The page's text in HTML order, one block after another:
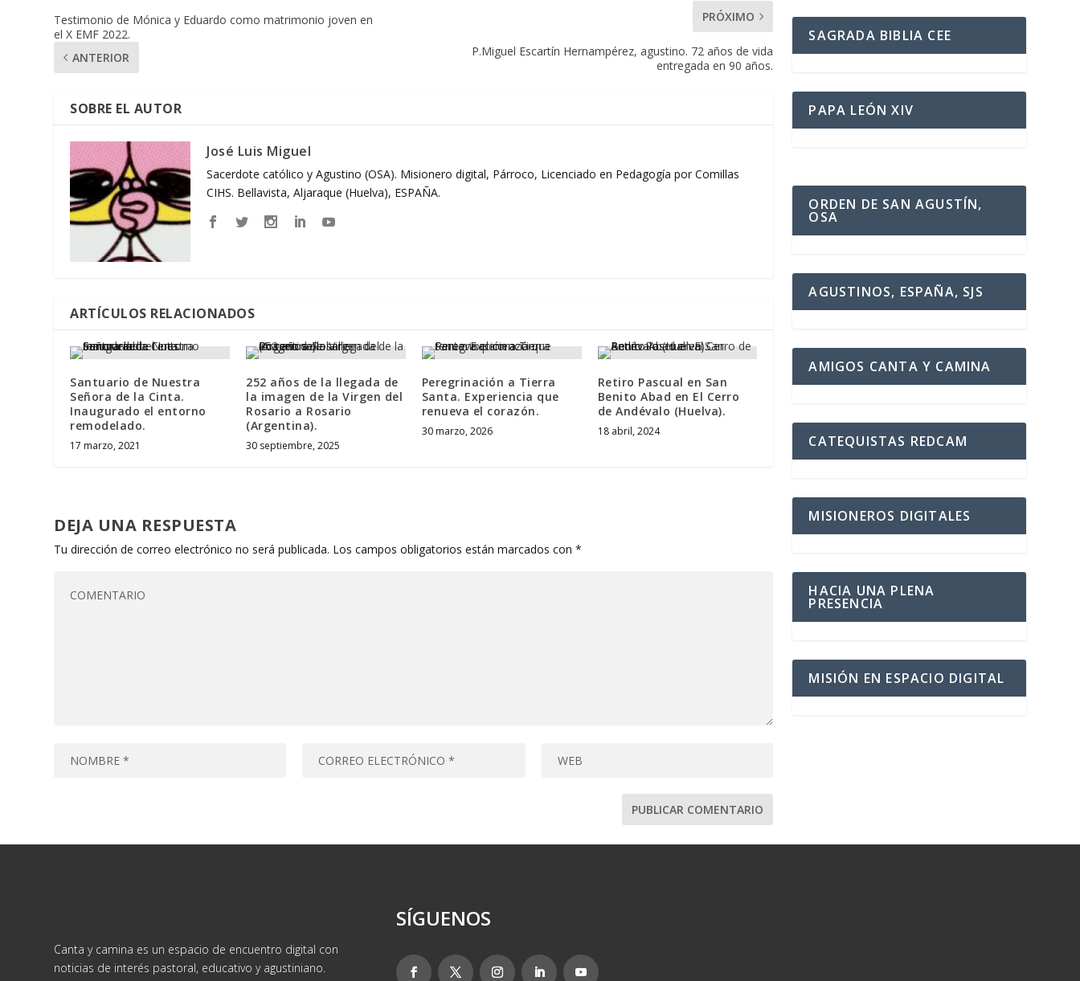
Testimonio de Mónica y Eduardo como matrimonio joven en
el X EMF 2022.
ANTERIOR
PRÓXIMO
P.Miguel Escartín Hernampérez, agustino. 72 años de vida
entregada en 90 años.
SOBRE EL AUTOR
José Luis Miguel
Sacerdote católico y Agustino (OSA). Misionero digital, Párroco, Licenciado en Pedagogía por Comillas
CIHS. Bellavista, Aljaraque (Huelva), ESPAÑA.
ARTÍCULOS RELACIONADOS
Santuario de Nuestra
Señora de la Cinta.
Inaugurado el entorno
remodelado.
17 marzo, 2021
252 años de la llegada de
la imagen de la Virgen del
Rosario a Rosario
(Argentina).
30 septiembre, 2025
Peregrinación a Tierra
Santa. Experiencia que
renueva el corazón.
30 marzo, 2026
Retiro Pascual en San
Benito Abad en El Cerro
de Andévalo (Huelva).
18 abril, 2024
DEJA UNA RESPUESTA
Tu dirección de correo electrónico no será publicada. Los campos obligatorios están marcados con*
SAGRADA BIBLIA CEE
PAPA LEÓN XIV
ORDEN DE SAN AGUSTÍN,
OSA
AGUSTINOS, ESPAÑA, SJS
AMIGOS CANTA Y CAMINA
CATEQUISTAS REDCAM
MISIONEROS DIGITALES
HACIA UNA PLENA
PRESENCIA
MISIÓN EN ESPACIO DIGITAL
Canta y camina es un espacio de encuentro digital con
noticias de interés pastoral, educativo y agustiniano.
SÍGUENOS